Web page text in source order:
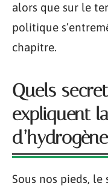
alors que sur le
politique
chapitre.
Quels
expliquent
Sous nos pieds, le